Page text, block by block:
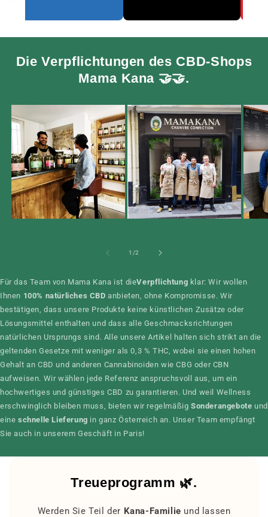
Die Verpflichtungen des CBD-Shops
Mama Kana 🤝🤝.
1 /von
2
Für das Team von Mama Kana ist dieVerpflichtung klar: Wir wollen
Ihnen 100% natürliches CBD anbieten, ohne Kompromisse. Wir
bestätigen, dass unsere Produkte keine künstlichen Zusätze oder
Lösungsmittel enthalten und dass alle Geschmacksrichtungen
natürlichen Ursprungs sind. Alle unsere Artikel halten sich strikt an die
geltenden Gesetze mit weniger als 0,3 % THC, wobei sie einen hohen
Gehalt an CBD und anderen Cannabinoiden wie CBG oder CBN
aufweisen. Wir wählen jede Referenz anspruchsvoll aus, um ein
hochwertiges und günstiges CBD zu garantieren. Und weil Wellness
erschwinglich bleiben muss, bieten wir regelmäßigSonderangebote und
eine schnelle Lieferung in ganz Österreich an. Unser Team empfängt
Sie auch in unserem Geschäft in Paris!
Treueprogramm 🌿.
Werden Sie Teil der Kana-Familie und lassen